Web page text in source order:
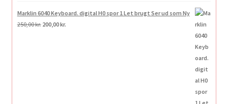
Marklin 6040 Keyboard. digital H0 spor 1 Let brugt Ser ud som Ny
250,00kr. Den
200,00kr.Den